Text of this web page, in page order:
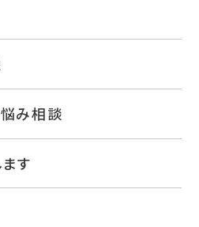
み相談
す